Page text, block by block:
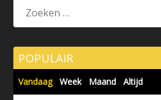
POPULAIR
Vandaag Week Maand Altijd